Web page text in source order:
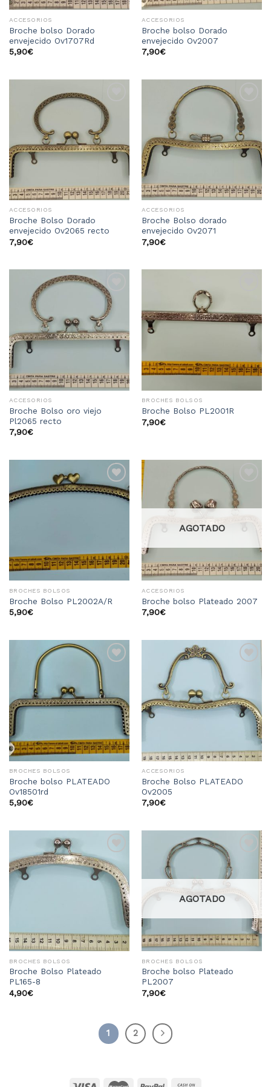
ACCESORIOS
Broche bolso Dorado
envejecido Ov1707Rd
5,90€
ACCESORIOS
Broche bolso Dorado
envejecido Ov2007
7,90€
Añadir
a la
lista
deseos
ACCESORIOS
Broche Bolso Dorado
envejecido Ov2065 recto
7,90€
Añadir
a la
lista
de
deseos
ACCESORIOS
Broche Bolso dorado
envejecido Ov2071
7,90€
Añadir
a la
lista
deseos
ACCESORIOS
Broche Bolso oro viejo
Pl2065 recto
7,90€
lista
de
deseos
BROCHES BOLSOS
Broche Bolso PL2001R
7,90€
Añadir
a la
BROCHES BOLSOS
Broche Bolso PL2002A/R
5,90€
Añadir
a la
lista
de
AGOTADO
ACCESORIOS
Broche bolso Plateado 2007
7,90€
Añadir
de
deseos
BROCHES BOLSOS
Broche bolso PLATEADO
Ov18501rd
5,90€
de
deseos
ACCESORIOS
Broche Bolso PLATEADO
Ov2005
7,90€
Añadir
a la
lista
deseos
BROCHES BOLSOS
Broche Bolso Plateado
PL165-8
4,90€
lista
deseos
AGOTADO
BROCHES BOLSOS
Broche bolso Plateado
PL2007
7,90€
1 2